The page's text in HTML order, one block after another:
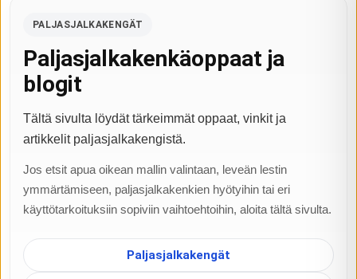
PALJASJALKAKENGÄT
Paljasjalkakenkäoppaat ja
blogit
Tältä sivulta löydät tärkeimmät oppaat, vinkit ja
artikkelit paljasjalkakengistä.
Jos etsit apua oikean mallin valintaan, leveän lestin
ymmärtämiseen, paljasjalkakenkien hyötyihin tai eri
käyttötarkoituksiin sopiviin vaihtoehtoihin, aloita tältä sivulta.
Paljasjalkakengät